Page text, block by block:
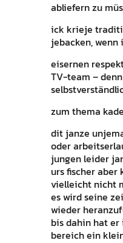
abliefern zu
ick krieje
jebacken,
eisernen
TV-team –
zum thema
dit janze
oder
jungen leider
urs fischer
vielleicht nicht
es wird seine
wieder
bis dahin hat
bereich ein